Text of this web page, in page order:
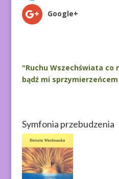
Google+
"Ruchu Wszechświata co
bądź mi
Symfonia przebudzenia